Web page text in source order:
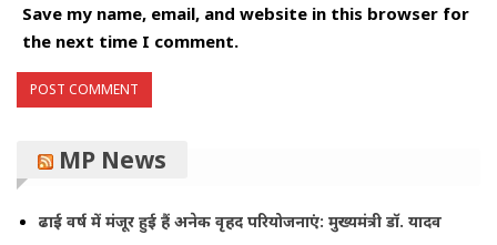
Save my name, email, and website in this browser for
the next time I comment.
MP News
ढाई वर्ष में मंजूर हुई हैं अनेक वृहद परियोजनाएं: मुख्यमंत्री डॉ. यादव